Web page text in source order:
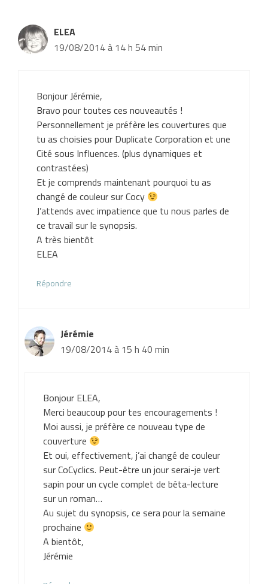
ELEA
19/08/2014 à 14 h 54 min
Bonjour Jérémie,
Bravo pour toutes ces nouveautés !
Personnellement je préfère les couvertures que
tu as choisies pour Duplicate Corporation et une
Cité sous Influences. (plus dynamiques et
contrastées)
Et je comprends maintenant pourquoi tu as
changé de couleur sur Cocy
J’attends avec impatience que tu nous parles de
ce travail sur le synopsis.
A très bientôt
ELEA
Répondre
Jérémie
19/08/2014 à 15 h 40 min
Bonjour ELEA,
Merci beaucoup pour tes encouragements !
Moi aussi, je préfère ce nouveau type de
couverture
Et oui, effectivement, j’ai changé de couleur
sur CoCyclics. Peut-être un jour serai-je vert
sapin pour un cycle complet de bêta-lecture
sur un roman…
Au sujet du synopsis, ce sera pour la semaine
prochaine
A bientôt,
Jérémie